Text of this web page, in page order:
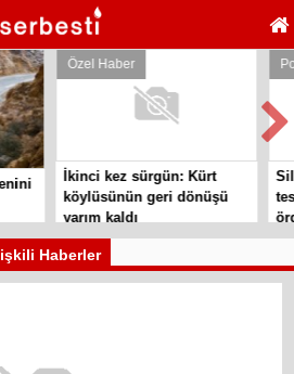
Özel Haber
İkinci kez sürgün: Kürt
köylüsünün geri dönüşü
yarım kaldı
Haberler